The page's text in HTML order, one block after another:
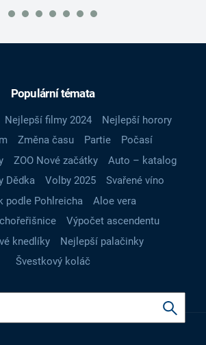
Populární témata
Nejlepší filmy 2024
Nejlepší horory
Změna času Partie
Počasí
ZOO Nové začátky
Auto – katalog
Dědka
Volby 2025
Svařené víno
podle Pohlreicha
Aloe vera
Výpočet ascendentu
knedlíky
Nejlepší palačinky
Švestkový koláč